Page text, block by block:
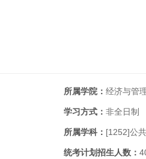
所属学院： 经济与管
学习方式： 非全日制
所属学科： [1252]公
统考计划招生人数：